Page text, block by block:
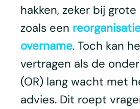
hakken, zeker bij
zoals een
overname. Toch kan
vertragen als de
(OR) lang wacht met
advies. Dit roept